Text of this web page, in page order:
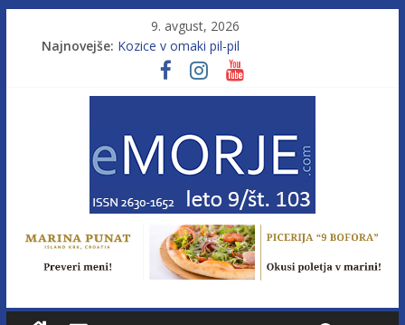
9. avgust, 2026
Najnovejše: Kozice v omaki pil-pil
Leto 9, št. 103; Licenca brez morja
Od morja do gorja 11